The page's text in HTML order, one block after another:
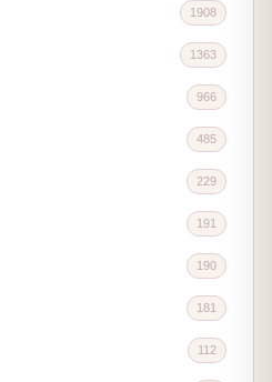
1908
1363
966
485
229
191
190
181
112